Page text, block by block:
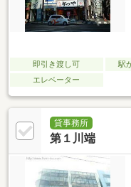
即引き渡し可 駅
エレベーター
貸事務所
第１川端